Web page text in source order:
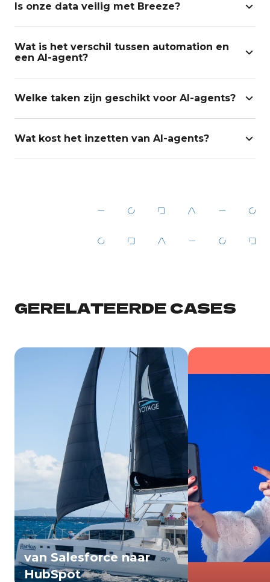
Is onze data veilig met Breeze?
Wat is het verschil tussen automation en
een AI-agent?
Welke taken zijn geschikt voor AI-agents?
Wat kost het inzetten van AI-agents?
GERELATEERDE CASES
van Salesforce naar
HubSpot